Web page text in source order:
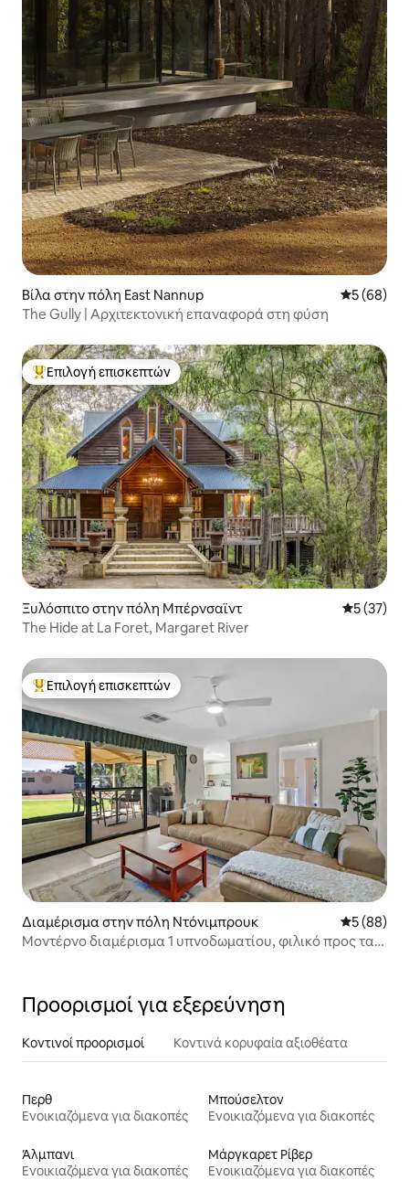
Βίλα στην πόλη East Nannup Μέση
5 (68)
The Gully | Αρχιτεκτονική επαναφορά στη φύση
Κορυφαία επιλογή επισκεπτών
Επιλογή επισκεπτών
Ξυλόσπιτο στην πόλη Μπέρνσαϊντ Μέση
5 (37)
The Hide at La Foret, Margaret River
Κορυφαία επιλογή επισκεπτών
Επιλογή επισκεπτών
Διαμέρισμα στην πόλη Ντόνιμπρουκ Μέση
5 (88)
Μοντέρνο διαμέρισμα 1 υπνοδωματίου, φιλικό προς τα
Προορισμοί για εξερεύνηση
Κοντινοί προορισμοί Κοντινά κορυφαία αξιοθέατα
Περθ
Ενοικιαζόμενα για διακοπές
Μπούσελτον
Ενοικιαζόμενα για διακοπές
Άλμπανι
Ενοικιαζόμενα για διακοπές
Μάργκαρετ Ρίβερ
Ενοικιαζόμενα για διακοπές